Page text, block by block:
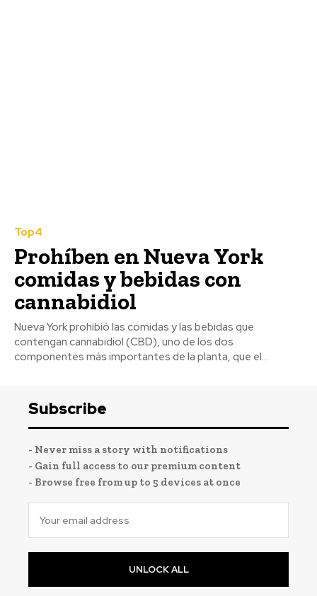
Top4
Prohíben en Nueva York
comidas y bebidas con
cannabidiol
Nueva York prohibió las comidas y las bebidas que
contengan cannabidiol (CBD), uno de los dos
componentes más importantes de la planta, que el...
Subscribe
- Never miss a story with notifications
- Gain full access to our premium content
- Browse free from up to 5 devices at once
UNLOCK ALL